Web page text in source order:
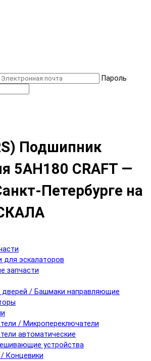
Пароль
Подшипник
5АН180 CRAFT —
Петербурге на
для эскалаторов
запчасти
дверей / Башмаки направляющие
/ Микропереключатели
автоматические
устройства
Концевики